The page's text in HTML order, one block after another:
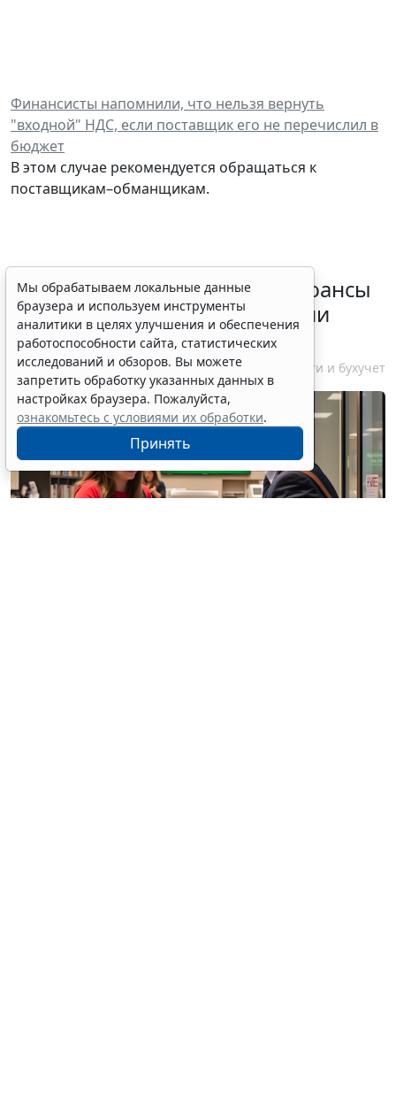
Финансисты напомнили, что нельзя вернуть
"входной" НДС, если поставщик его не перечислил в
бюджет
В этом случае рекомендуется обращаться к
поставщикам–обманщикам.
Резидентам РФ указали на нюансы
информирования об открытии
счетов за границей
6 августа 2026 18:27 Налоги и бухучет
Мы обрабатываем локальные данные
браузера и используем инструменты
аналитики в целях улучшения и обеспечения
работоспособности сайта, статистических
исследований и обзоров. Вы можете
запретить обработку указанных данных в
настройках браузера. Пожалуйста,
ознакомьтесь с условиями их обработки.
Принять